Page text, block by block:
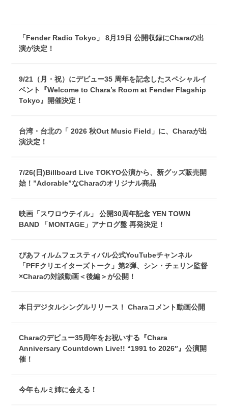
「Fender Radio Tokyo」 8月19日 公開収録にCharaの出
演が決定！
9/21（月・祝）にデビュー35 周年を記念したスペシャルイ
ベント『Welcome to Chara’s Room at Fender Flagship
Tokyo』開催決定！
台湾・台北の「 2026 秋Out Music Field」に、Charaが出
演決定！
7/26(日)Billboard Live TOKYO公演から、新グッズ販売開
始！”Adorable”なCharaのオリジナル商品
映画「スワロウテイル」 公開30周年記念 YEN TOWN
BAND 「MONTAGE」アナログ盤 再発決定！
ぴあフィルムフェスティバル公式YouTubeチャンネル
「PFFクリエイターズトーク」第2弾、シン・チェリン監督
×Charaの対談動画＜後編＞が公開！
本日デジタルシングルリリース！ Charaコメント動画公開
Charaのデビュー35周年をお祝いする『Chara
Anniversary Countdown Live!! “1991 to 2026″』公演開
催！
今年もルミ姉に会える！